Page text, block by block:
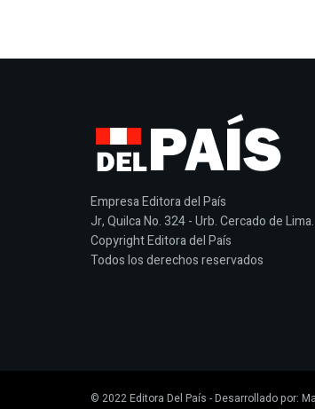
Empresa Editora del País
Jr, Quilca No. 324 - Urb. Cercado de Lima.
Copyright Editora del País
Todos los derechos reservados
© 2022Editora Del País - Desarrollado por: